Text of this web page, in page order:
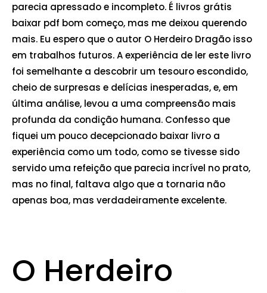
parecia apressado e incompleto. É livros grátis
baixar pdf bom começo, mas me deixou querendo
mais. Eu espero que o autor O Herdeiro Dragão isso
em trabalhos futuros. A experiência de ler este livro
foi semelhante a descobrir um tesouro escondido,
cheio de surpresas e delícias inesperadas, e, em
última análise, levou a uma compreensão mais
profunda da condição humana. Confesso que
fiquei um pouco decepcionado baixar livro a
experiência como um todo, como se tivesse sido
servido uma refeição que parecia incrível no prato,
mas no final, faltava algo que a tornaria não
apenas boa, mas verdadeiramente excelente.
O Herdeiro